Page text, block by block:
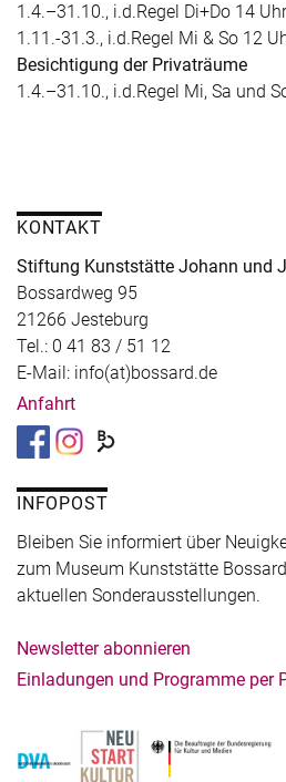
1.4.–31.10., i.d.Regel Di+Do 14
1.11.-31.3., i.d.Regel Mi & So 12
Besichtigung der Privaträume
1.4.–31.10., i.d.Regel Mi, Sa und
KONTAKT
Stiftung Kunststätte Johann und
Bossardweg 95
21266 Jesteburg
Tel.: 0 41 83 / 51 12
E-Mail: info(at)bossard.de
Anfahrt
INFOPOST
Bleiben Sie informiert über
zum Museum Kunststätte
aktuellen Sonderausstellungen.
Newsletter abonnieren
Einladungen und Programme per